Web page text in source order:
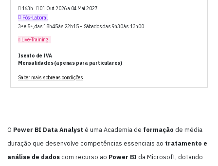
O Power BI Data Analyst é uma Academia de formação de média
duração que desenvolve competências essenciais ao tratamento e
análise de dados com recurso ao Power BI da Microsoft, dotando
163h
01 Out 2026 a 04 Mai 2027
Pós-Laboral
3ª e 5ª, das 18h45 às 22h15 + Sábados das 9h30 às 13h00
Live-Training
Isento de IVA
Mensalidades (apenas para particulares)
Saber mais sobre as condições